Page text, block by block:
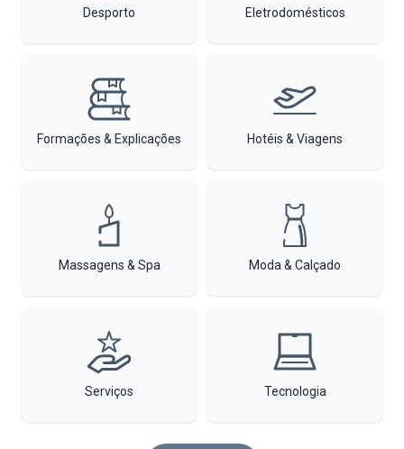
Desporto Eletrodomésticos
Formações & Explicações Hotéis & Viagens
Massagens & Spa Moda & Calçado
Serviços Tecnologia